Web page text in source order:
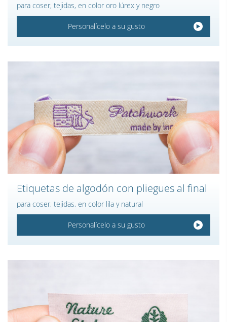
para coser, tejidas, en color oro lúrex y negro
Personalícelo a su gusto
Etiquetas de algodón con pliegues al final
para coser, tejidas, en color lila y natural
Personalícelo a su gusto